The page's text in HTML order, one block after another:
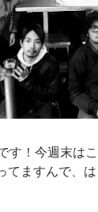
す！今週末は
てますんで、